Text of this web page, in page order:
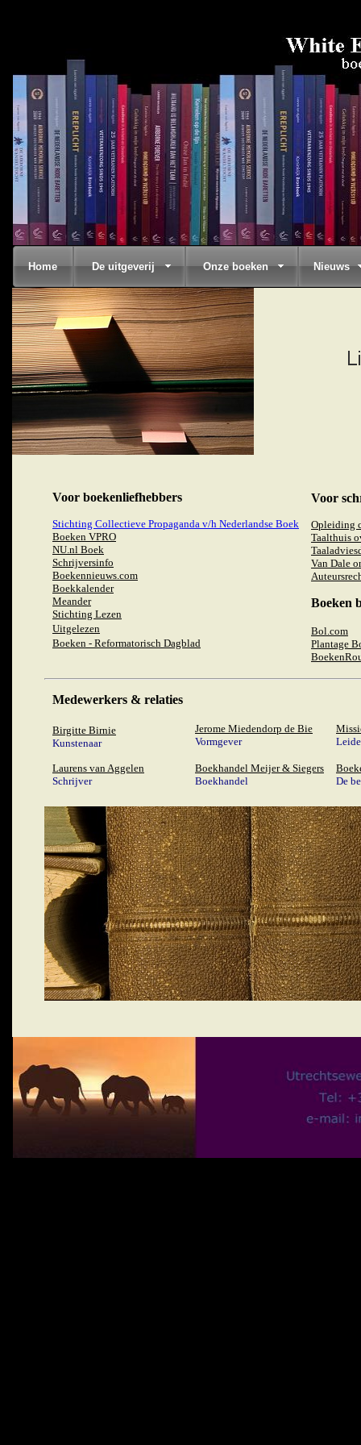
Home De uitgeverij Onze boeken Nieuws
Voor boekenliefhebbers
Stichting Collectieve Propaganda v/h Nederlandse Boek
Boeken VPRO
NU.nl Boek
Schrijversinfo
Boekennieuws.com
Boekkalender
Meander
Stichting Lezen
Uitgelezen
Boeken - Reformatorisch Dagblad
Voor
Opleiding
Taalthuis
Van Dale
Boeken
Bol.com
Plantage
Medewerkers & relaties
Birgitte Birnie
Kunstenaar
Jerome Miedendorp de Bie
Vormgever
Laurens van Aggelen
Schrijver
Boekhandel Meijer & Siegers
Boekhandel
De